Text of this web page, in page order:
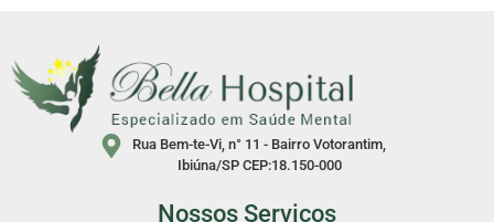
Rua Bem-te-Vi, n° 11 - Bairro Votorantim,
Ibiúna/SP CEP:18.150-000
Nossos Serviços